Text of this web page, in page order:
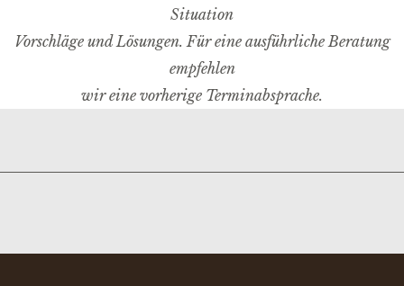
Situation
Vorschläge und Lösungen. Für eine ausführliche Beratung
empfehlen
wir eine vorherige Terminabsprache.